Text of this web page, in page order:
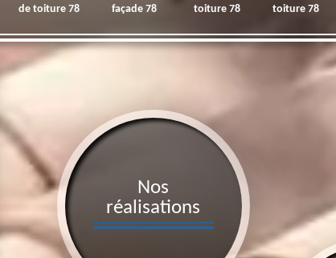
de toiture 78
façade 78
toiture 78
toiture 78
Nos
réalisations